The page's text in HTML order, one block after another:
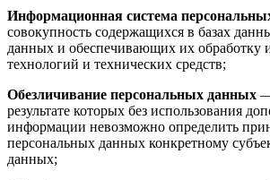
Информационная система
совокупность содержащихся в базах
данных и обеспечивающих их
технологий и технических средств;
Обезличивание персональных данных
результате которых без использования
информации невозможно определить
персональных данных конкретному
данных;